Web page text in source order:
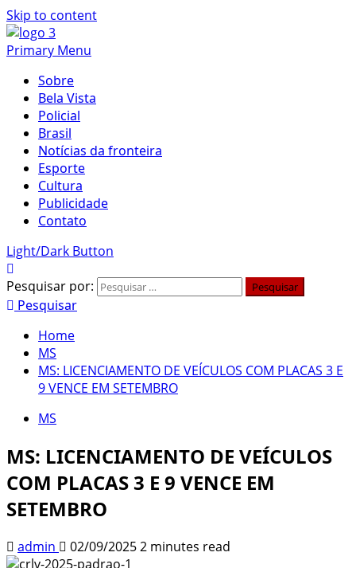
Skip to content
Primary Menu
Sobre
Bela Vista
Policial
Brasil
Notícias da fronteira
Esporte
Cultura
Publicidade
Contato
Light/Dark Button
Pesquisar por:
Pesquisar
Home
MS
MS: LICENCIAMENTO DE VEÍCULOS COM PLACAS 3 E
9 VENCE EM SETEMBRO
MS
MS: LICENCIAMENTO DE VEÍCULOS
COM PLACAS 3 E 9 VENCE EM
SETEMBRO
admin 02/09/20252 minutes read